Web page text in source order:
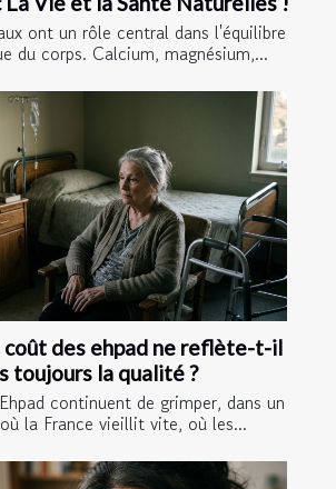
ont un rôle central dans l'équilibre
du corps. Calcium, magnésium,...
coût des ehpad ne reflète-t-il
toujours la qualité ?
continuent de grimper, dans un
la France vieillit vite, où les...